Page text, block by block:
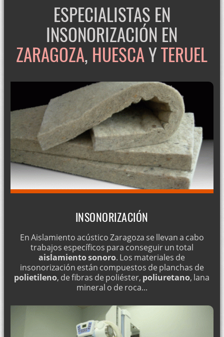
ESPECIALISTAS EN
INSONORIZACIÓN EN
ZARAGOZA, HUESCAYTERUEL
INSONORIZACIÓN
En Aislamiento acústico Zaragoza se llevan a cabo
trabajos específicos para conseguir un total
aislamiento sonoro. Los materiales de
insonorización están compuestos de planchas de
polietileno, de fibras de poliéster, poliuretano, lana
mineral o de roca...